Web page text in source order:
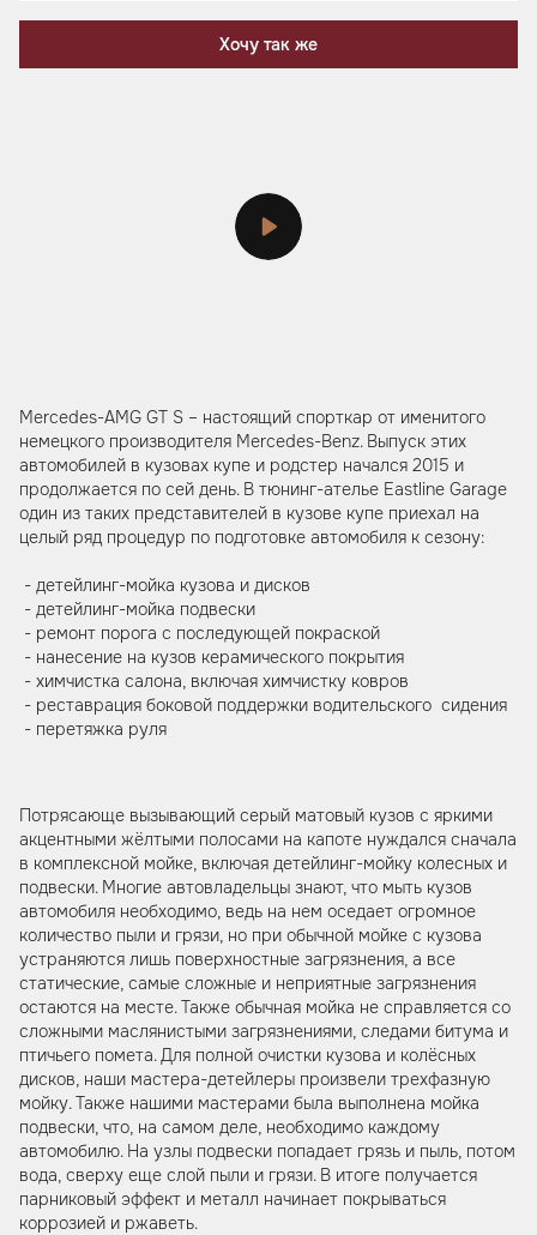
Хочу так же
Mercedes-AMG GT S – настоящий спорткар от именитого
немецкого производителя Mercedes-Benz. Выпуск этих
автомобилей в кузовах купе и родстер начался 2015 и
продолжается по сей день. В тюнинг-ателье Eastline Garage
один из таких представителей в кузове купе приехал на
целый ряд процедур по подготовке автомобиля к сезону:
- детейлинг-мойка кузова и дисков
- детейлинг-мойка подвески
- ремонт порога с последующей покраской
- нанесение на кузов керамического покрытия
- химчистка салона, включая химчистку ковров
- реставрация боковой поддержки водительского сидения
- перетяжка руля
Потрясающе вызывающий серый матовый кузов с яркими
акцентными жёлтыми полосами на капоте нуждался сначала
в комплексной мойке, включая детейлинг-мойку колесных и
подвески. Многие автовладельцы знают, что мыть кузов
автомобиля необходимо, ведь на нем оседает огромное
количество пыли и грязи, но при обычной мойке с кузова
устраняются лишь поверхностные загрязнения, а все
статические, самые сложные и неприятные загрязнения
остаются на месте. Также обычная мойка не справляется со
сложными маслянистыми загрязнениями, следами битума и
птичьего помета. Для полной очистки кузова и колёсных
дисков, наши мастера-детейлеры произвели трехфазную
мойку. Также нашими мастерами была выполнена мойка
подвески, что, на самом деле, необходимо каждому
автомобилю. На узлы подвески попадает грязь и пыль, потом
вода, сверху еще слой пыли и грязи. В итоге получается
парниковый эффект и металл начинает покрываться
коррозией и ржаветь.